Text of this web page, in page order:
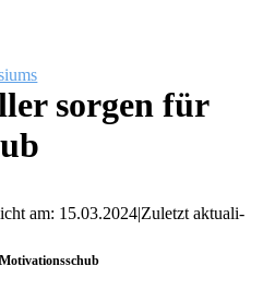
sorgen für
am: 15.03.2024|Zuletzt aktua­li­